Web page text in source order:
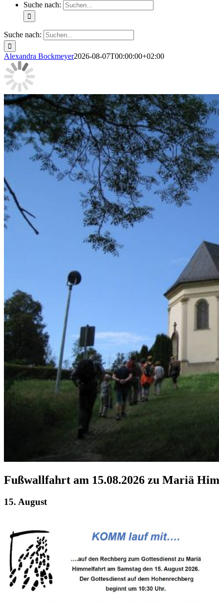
Suche nach:
Suche nach:
Alexandra Bockmeyer2026-08-07T00:00:00+02:00
Fußwallfahrt am 15.08.2026 zu Mariä
15. August